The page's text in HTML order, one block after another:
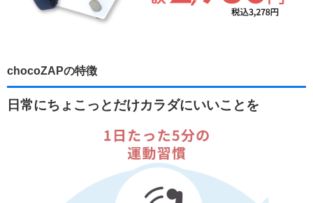
chocoZAPの特徴
日常にちょこっとだけカラダにいいことを